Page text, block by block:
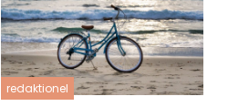
redaktionel